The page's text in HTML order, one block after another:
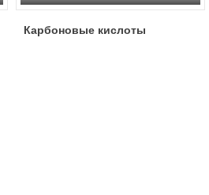
Карбоновые кислоты